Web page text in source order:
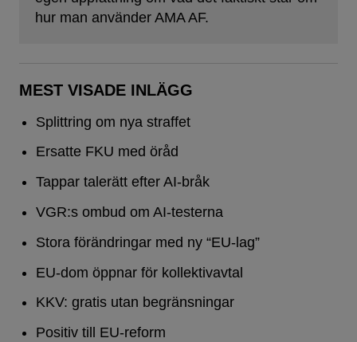
hur man använder AMA AF.
MEST VISADE INLÄGG
Splittring om nya straffet
Ersatte FKU med öråd
Tappar talerätt efter AI-bråk
VGR:s ombud om AI-testerna
Stora förändringar med ny “EU-lag”
EU-dom öppnar för kollektivavtal
KKV: gratis utan begränsningar
Positiv till EU-reform